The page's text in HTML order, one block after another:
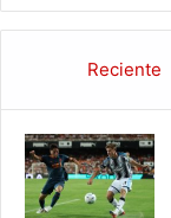
Reciente